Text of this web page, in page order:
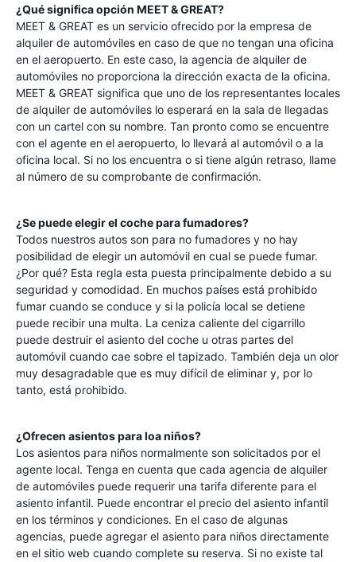
¿Qué significa opción MEET & GREAT?
MEET & GREAT es un servicio ofrecido por la empresa de
alquiler de automóviles en caso de que no tengan una oficina
en el aeropuerto. En este caso, la agencia de alquiler de
automóviles no proporciona la dirección exacta de la oficina.
MEET & GREAT significa que uno de los representantes locales
de alquiler de automóviles lo esperará en la sala de llegadas
con un cartel con su nombre. Tan pronto como se encuentre
con el agente en el aeropuerto, lo llevará al automóvil o a la
oficina local. Si no los encuentra o si tiene algún retraso, llame
al número de su comprobante de confirmación.
¿Se puede elegir el coche para fumadores?
Todos nuestros autos son para no fumadores y no hay
posibilidad de elegir un automóvil en cual se puede fumar.
¿Por qué? Esta regla esta puesta principalmente debido a su
seguridad y comodidad. En muchos países está prohibido
fumar cuando se conduce y si la policía local se detiene
puede recibir una multa. La ceniza caliente del cigarrillo
puede destruir el asiento del coche u otras partes del
automóvil cuando cae sobre el tapizado. También deja un olor
muy desagradable que es muy difícil de eliminar y, por lo
tanto, está prohibido.
¿Ofrecen asientos para loa niños?
Los asientos para niños normalmente son solicitados por el
agente local. Tenga en cuenta que cada agencia de alquiler
de automóviles puede requerir una tarifa diferente para el
asiento infantil. Puede encontrar el precio del asiento infantil
en los términos y condiciones. En el caso de algunas
agencias, puede agregar el asiento para niños directamente
en el sitio web cuando complete su reserva. Si no existe tal